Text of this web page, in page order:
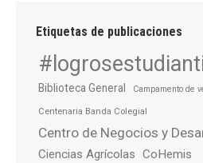
Etiquetas de publicaciones
Biblioteca General Campamento de
Centenaria Banda Colegial
Centro de Negocios y
Ciencias Agrícolas CoHemis